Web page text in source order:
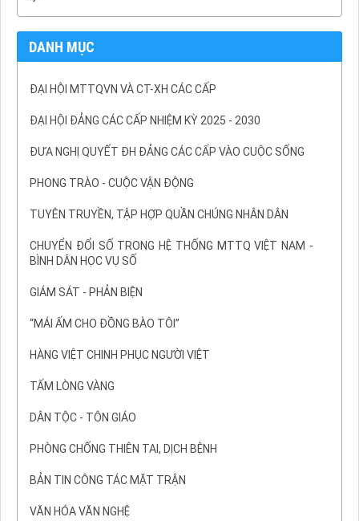
DANH MỤC
ĐẠI HỘI MTTQVN VÀ CT-XH CÁC CẤP
ĐẠI HỘI ĐẢNG CÁC CẤP NHIỆM KỲ 2025 - 2030
ĐƯA NGHỊ QUYẾT ĐH ĐẢNG CÁC CẤP VÀO CUỘC SỐNG
PHONG TRÀO - CUỘC VẬN ĐỘNG
TUYÊN TRUYỀN, TẬP HỢP QUẦN CHÚNG NHÂN DÂN
CHUYỂN ĐỔI SỐ TRONG HỆ THỐNG MTTQ VIỆT NAM -
BÌNH DÂN HỌC VỤ SỐ
GIÁM SÁT - PHẢN BIỆN
“MÁI ẤM CHO ĐỒNG BÀO TÔI”
HÀNG VIỆT CHINH PHỤC NGƯỜI VIỆT
TẤM LÒNG VÀNG
DÂN TỘC - TÔN GIÁO
PHÒNG CHỐNG THIÊN TAI, DỊCH BỆNH
BẢN TIN CÔNG TÁC MẶT TRẬN
VĂN HÓA VĂN NGHỆ